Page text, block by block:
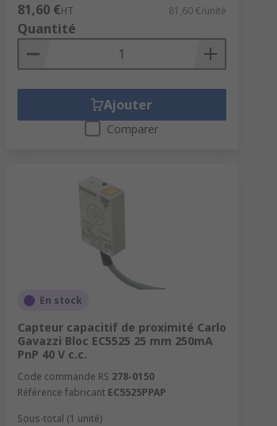
81,60 €HT 81,60 €/unité
Quantité
Ajouter
Comparer
En stock
Capteur capacitif de proximité Carlo
Gavazzi Bloc EC5525 25 mm 250mA
PnP 40 V c.c.
Code commande RS 278-0150
Référence fabricant EC5525PPAP
Sous-total (1 unité)